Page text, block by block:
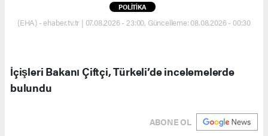
POLİTİKA
(EHA) - ehaber.tv.tr | 07.08.2026 - 23:00, Güncelleme: 08.08.2026 - 00:30
İçişleri Bakanı Çiftçi, Türkeli’de incelemelerde
bulundu
ABONE OL